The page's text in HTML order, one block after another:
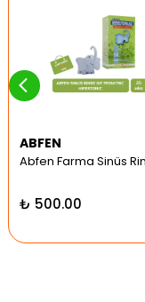
ABFEN
₺ 500.00